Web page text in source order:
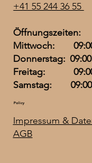
+41 55 244 36 55
Öffnungszeiten:
Mittwoch: 09:00 -
Donnerstag: 09:00
Freitag: 09:00 -
Samstag: 09:00
Policy
Impressum &
AGB